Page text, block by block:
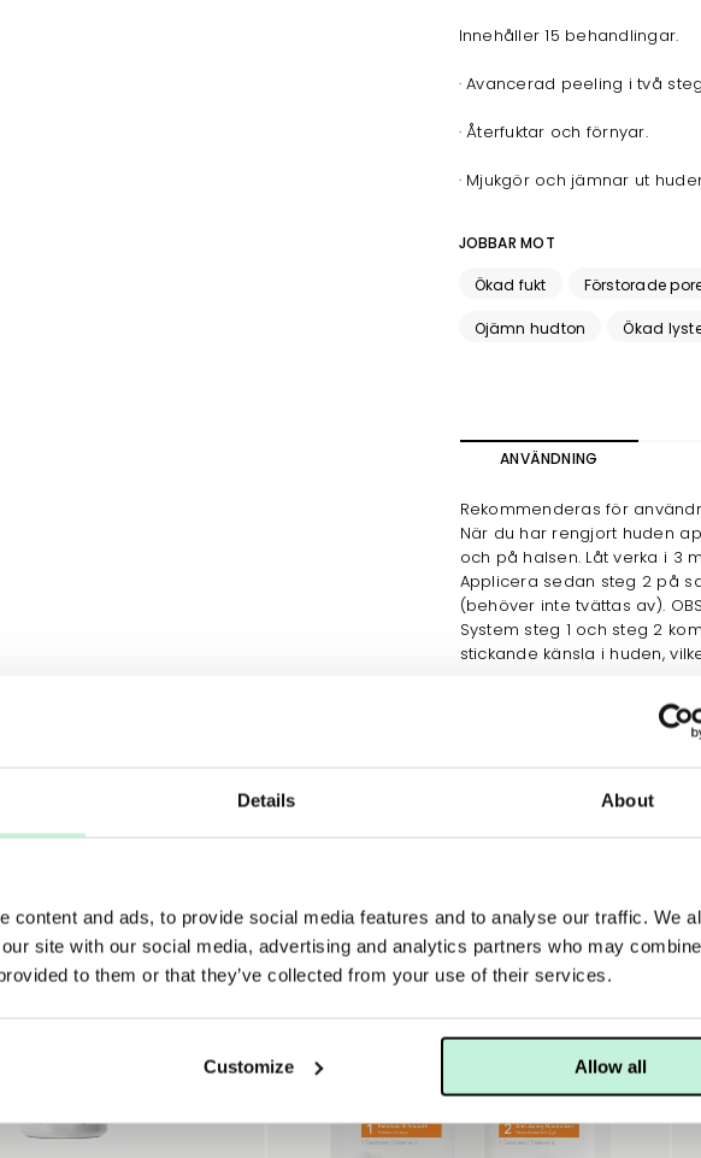
Details About
content and ads, to provide social media features and to analyse our traffic. We
site with our social media, advertising and analytics partners who may
to them or that they’ve collected from your use of their services.
Customize Allow all
Innehåller 15 behandlingar.
· Avancerad peeling i två
· Återfuktar och förnyar.
· Mjukgör och jämnar ut
JOBBAR MOT
Ökad fukt Förstorade
Ojämn hudton Ökad
ANVÄNDNING
Rekommenderas för
När du har rengjort huden
och på halsen. Låt verka i 3
Applicera sedan steg 2 på
(behöver inte tvättas av).
System steg 1 och steg 2
stickande känsla i huden,
Peeling